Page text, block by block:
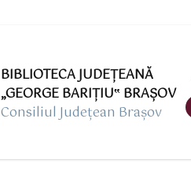
BIBLIOTECA JUDEȚEANĂ
„GEORGE BARIŢIU‟ BRAŞOV
Consiliul Județean Brașov